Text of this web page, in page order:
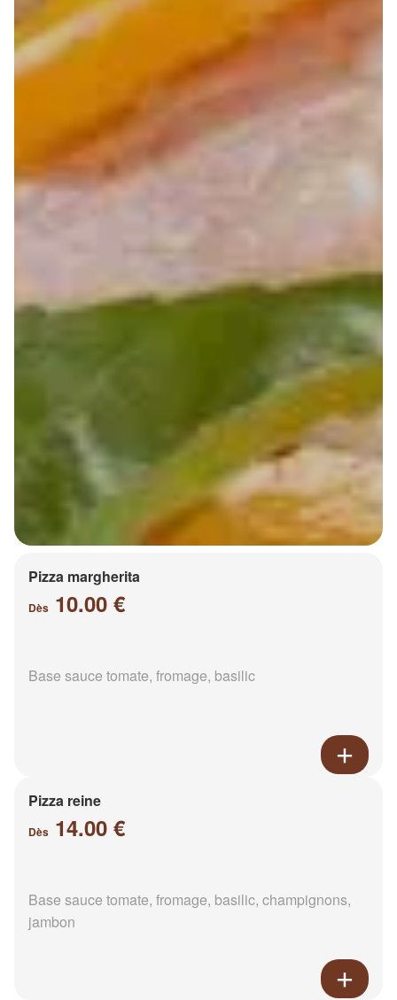
Pizza margherita
Dès 10.00 €
Base sauce tomate, fromage, basilic
Pizza reine
Dès 14.00 €
Base sauce tomate, fromage, basilic, champignons,
jambon